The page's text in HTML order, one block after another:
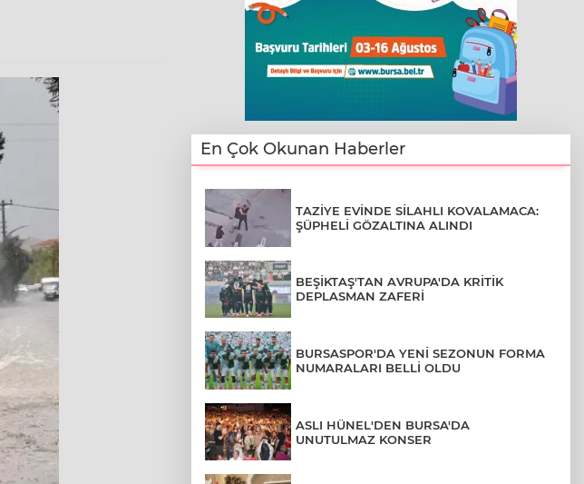
En Çok Okunan Haberler
TAZİYE EVİNDE SİLAHLI KOVALAMACA:
ŞÜPHELİ GÖZALTINA ALINDI
BEŞİKTAŞ'TAN AVRUPA'DA KRİTİK
DEPLASMAN ZAFERİ
BURSASPOR'DA YENİ SEZONUN FORMA
NUMARALARI BELLİ OLDU
ASLI HÜNEL'DEN BURSA'DA
UNUTULMAZ KONSER